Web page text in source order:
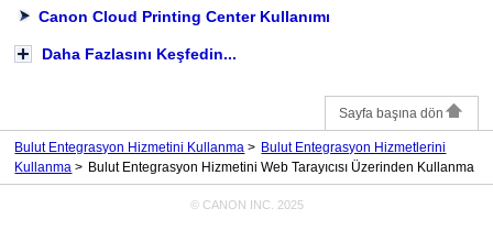
Canon Cloud Printing Center Kullanımı
Daha Fazlasını Keşfedin...
Sayfa başına dön
Bulut Entegrasyon Hizmetini Kullanma
Bulut Entegrasyon Hizmetlerini
Kullanma
Bulut Entegrasyon Hizmetini Web Tarayıcısı Üzerinden Kullanma
© CANON INC. 2025